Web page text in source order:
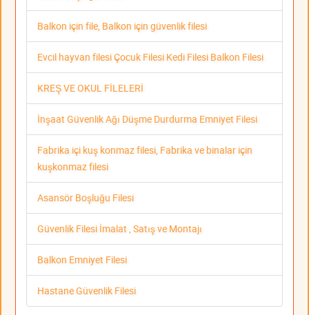
Balkon için file, Balkon için güvenlik filesi
Evcil hayvan filesi Çocuk Filesi Kedi Filesi Balkon Filesi
KREŞ VE OKUL FİLELERİ
İnşaat Güvenlik Ağı Düşme Durdurma Emniyet Filesi
Fabrika içi kuş konmaz filesi, Fabrika ve binalar için
kuşkonmaz filesi
Asansör Boşluğu Filesi
Güvenlik Filesi İmalat , Satış ve Montajı
Balkon Emniyet Filesi
Hastane Güvenlik Filesi